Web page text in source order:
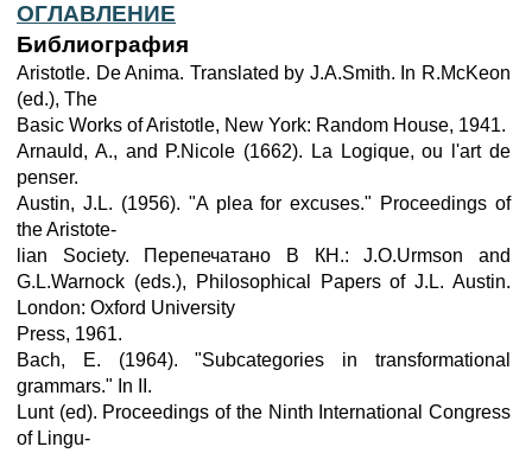
ОГЛАВЛЕНИЕ
Библиография
Aristotle. De Anima. Translated by J.A.Smith. In R.McKeon
(ed.), The
Basic Works of Aristotle, New York: Random House, 1941.
Arnauld, A., and P.Nicole (1662). La Logique, ou l'art de
penser.
Austin, J.L. (1956). "A plea for excuses." Proceedings of
the Aristote-
lian Society. Перепечатано В КН.: J.O.Urmson and
G.L.Warnock (eds.), Philosophical Papers of J.L. Austin.
London: Oxford University
Press, 1961.
Bach, E. (1964). "Subcategories in transformational
grammars." In II.
Lunt (ed). Proceedings of the Ninth International Congress
of Lingu-